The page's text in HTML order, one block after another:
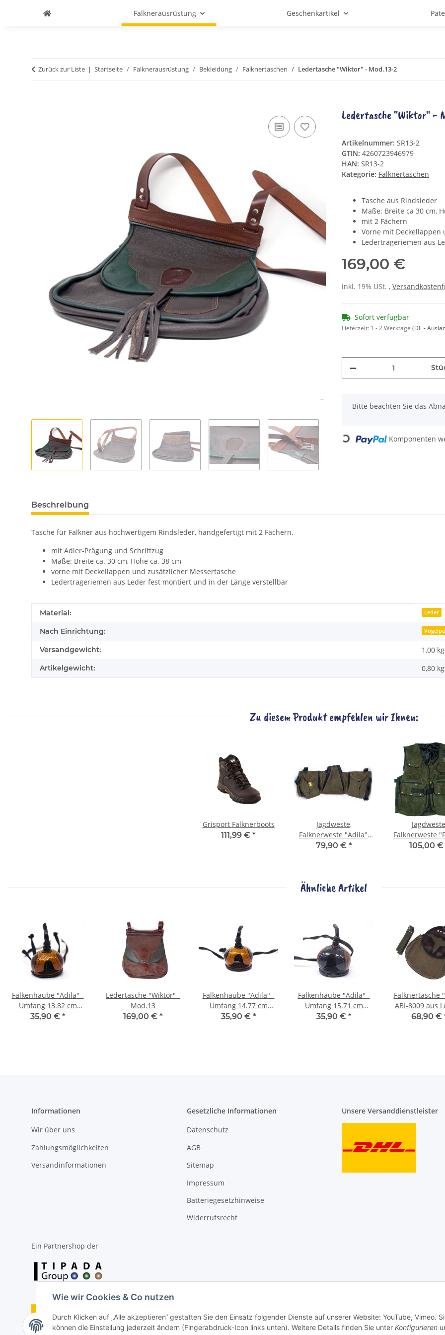
Wie wir Cookies & Co nutzen
Durch Klicken auf „Alle akzeptieren“ gestatten Sie den Einsatz folgender Dienste auf unserer Website: YouTube, Vimeo.
können die Einstellung jederzeit ändern (Fingerabdruck-Icon links unten). Weitere Details finden Sie unter Konfigurieren
Falknerausrüstung Geschenkartikel
Zurück zur Liste Startseite Falknerausrüstung Bekleidung Falknertaschen Ledertasche "Wiktor" - Mod.13-2
Ledertasche "Wiktor" -
Artikelnummer: SR13-2
GTIN: 4260723946979
HAN: SR13-2
Kategorie: Falknertaschen
Tasche aus Rindsleder
Maße: Breite ca 30 cm,
mit 2 Fächern
Vorne mit Deckellappen
Ledertrageriemen aus
169,00 €
inkl. 19% USt. ,
Sofort verfügbar
Lieferzeit: 1 - 2 Werktage (DE -
x
Bitte beachten Sie das
Loading... Komponenten
Beschreibung
Tasche für Falkner aus hochwertigem Rindsleder, handgefertigt mit 2 Fächern.
mit Adler-Prägung und Schriftzug
Maße: Breite ca. 30 cm, Höhe ca. 38 cm
vorne mit Deckellappen und zusätzlicher Messertasche
Ledertrageriemen aus Leder fest montiert und in der Länge verstellbar
Produkteigenschaft
Wert
Material: Leder
Nach Einrichtung:
Versandgewicht: 1,00 kg
Artikelgewicht: 0,80 kg
Zu diesem Produkt empfehlen wir Ihnen:
Grisport Falknerboots
111,99 € *
Jagdweste,
Falknerweste "Adila",
Nubuk Leder - Olivgrün
79,90 € *
Falknerweste
Nubuk Leder -
105,00 €
Ähnliche Artikel
Falkenhaube "Adila" -
Umfang 13.82 cm
braun/cognac
35,90 € *
Ledertasche "Wiktor" -
Mod.13
169,00 € *
Falkenhaube "Adila" -
Umfang 14.77 cm
schwarz/cognac
35,90 € *
Falkenhaube "Adila" -
Umfang 15.71 cm
braun/schwarz
35,90 € *
Falknertasche
ABI-8009 aus
68,90 €
Informationen
Wir über uns
Zahlungsmöglichkeiten
Versandinformationen
Gesetzliche Informationen
Datenschutz
AGB
Sitemap
Impressum
Batteriegesetzhinweise
Widerrufsrecht
Unsere Versanddienstleister
Ein Partnershop der
Vertrag widerrufen